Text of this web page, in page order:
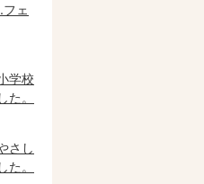
ェ
学校
。
さし
。